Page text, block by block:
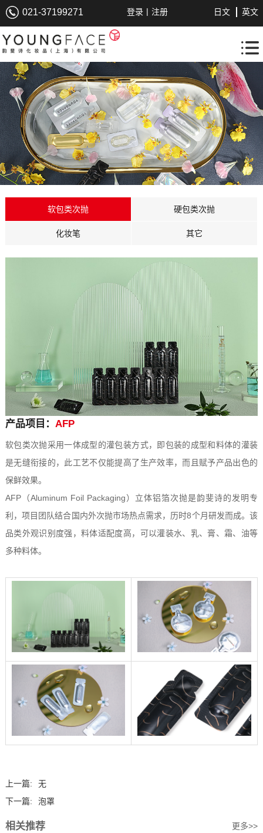
021-37199271 登录 | 注册 英文
日文
软包类次抛 硬包类次抛
化妆笔 其它
产品项目： AFP
软包类次抛采用一体成型的灌包装方式，即包装的成型和料体的灌装
是无缝衔接的，此工艺不仅能提高了生产效率，而且赋予产品出色的
保鲜效果。
AFP（Aluminum Foil Packaging）立体铝箔次抛是韵斐诗的发明专
利，项目团队结合国内外次抛市场热点需求，历时8个月研发而成。该
品类外观识别度强，料体适配度高，可以灌装水、乳、膏、霜、油等
多种料体。
上一篇:
无
下一篇:
泡罩
相关推荐 更多>>